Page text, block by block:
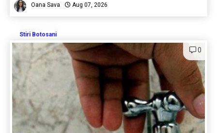
Oana Sava Aug 07, 2026
Stiri Botosani
0